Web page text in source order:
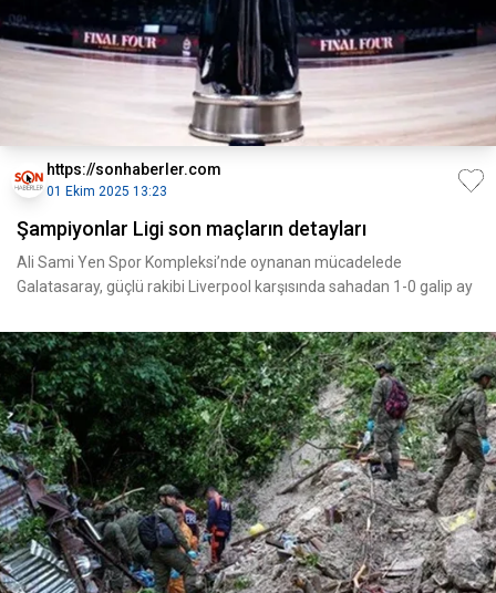
https://sonhaberler.com
01 Ekim 2025 13:23
Şampiyonlar Ligi son maçların detayları
Ali Sami Yen Spor Kompleksi’nde oynanan mücadelede
Galatasaray, güçlü rakibi Liverpool karşısında sahadan 1-0 galip ay